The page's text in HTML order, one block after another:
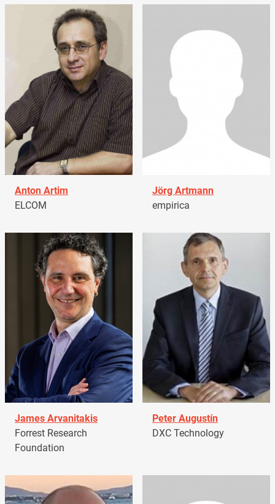
Anton Artim
ELCOM
Jörg Artmann
empirica
James Arvanitakis
Forrest Research
Foundation
Peter Augustín
DXC Technology